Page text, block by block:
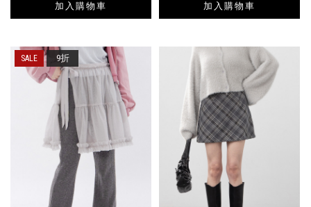
加入購物車 加入購物車
9折